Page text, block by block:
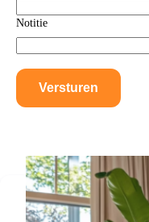
Notitie
Versturen